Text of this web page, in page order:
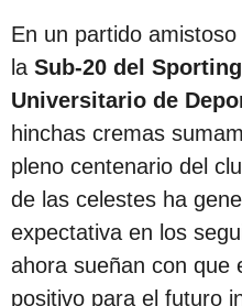
a
c
i
ó
n
2
a
ñ
En un partido
la Sub-20 del
Universitario de
hinchas cremas
pleno centenario del
de las celestes ha
expectativa en los
ahora sueñan con que
positivo para el futuro